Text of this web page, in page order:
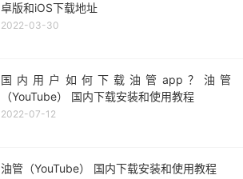
卓版和iOS下载地址
2022-03-30
国内用户如何下载油管app？油管
（YouTube） 国内下载安装和使用教程
2022-07-12
油管（YouTube） 国内下载安装和使用教程